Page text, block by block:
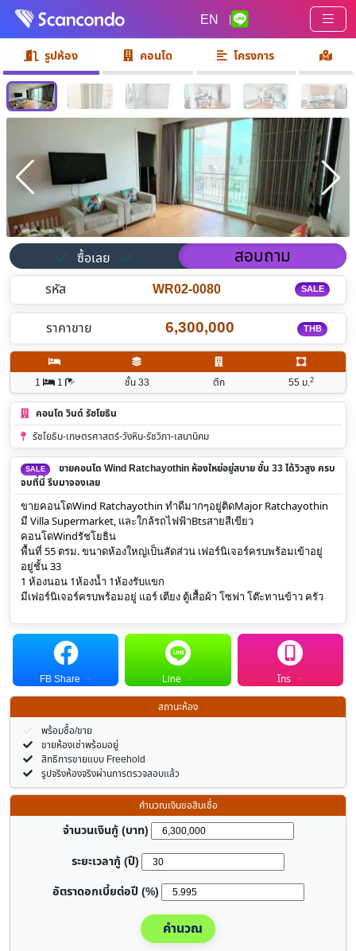
EN |
รูปห้อง คอนโด โครงการ
ซื้อเลย สอบถาม
รหัส WR02-0080 SALE
ราคาขาย 6,300,000 THB
1 1 ชั้น 33 ตึก 55 ม.2
คอนโด วินด์ รัชโยธิน
รัชโยธิน-เกษตรศาสตร์-วังหิน-รัชวิภา-เสนานิคม
SALE
ขายคอนโด Wind Ratchayothin ห้องใหย่อยู่สบาย ชั้น 33 ได้วิวสูง ครบ
จบที่นี่ รีบมาจองเลย
ขายคอนโดWind Ratchayothin ทำดีมากๆอยู่ติดMajor Ratchayothin
มี Villa Supermarket, และใกล้รถไฟฟ้าBtsสายสีเขียว
คอนโดWindรัชโยธิน
พื้นที่ 55 ตรม. ขนาดห้องใหญ่เป็นสัดส่วน เฟอร์นิเจอร์ครบพร้อมเข้าอยู่
อยู่ชั้น 33
1 ห้องนอน 1ห้องน้ำ 1ห้องรับแขก
มีเฟอร์นิเจอร์ครบพร้อมอยู่ แอร์ เตียง ตู้เสื้อผ้า โซฟา โต๊ะทานข้าว ครัว
FB Share Line
โทร
สถานะห้อง
พร้อมซื้อ/ขาย
ขายห้องเช่าพร้อมอยู่
สิทธิการขายแบบ Freehold
รูปจริงห้องจริงผ่านการตรวจสอบแล้ว
คำนวณเงินขอสินเชื่อ
จำนวนเงินกู้ (บาท)
ระยะเวลากู้ (ปี)
อัตราดอกเบี้ยต่อปี (%)
คำนวณ